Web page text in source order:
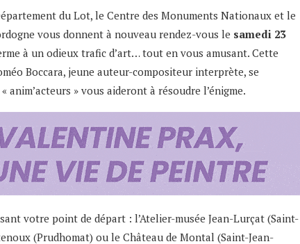
du Lot, le Centre des Monuments Nationaux et le
vous donnent à nouveau rendez-vous le samedi 23
à un odieux trafic d’art… tout en vous amusant. Cette
Boccara, jeune auteur-compositeur interprète, se
» vous aideront à résoudre l’énigme.
votre point de départ : l’Atelier-musée Jean-Lurçat (Saint-
(Prudhomat) ou le Château de Montal (Saint-Jean-